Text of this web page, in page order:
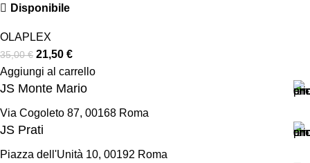
Disponibile
OLAPLEX
35,00€ 21,50 €
Aggiungi al carrello
JS Monte Mario
Via Cogoleto 87, 00168 Roma
JS Prati
Piazza dell'Unità 10, 00192 Roma